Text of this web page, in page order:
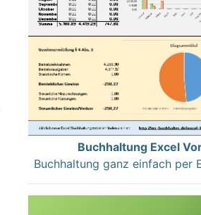
Buchhaltung Excel
Buchhaltung ganz einfach per